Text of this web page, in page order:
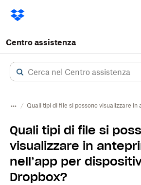
Centro assistenza
Quali tipi di file si possono visualizzare in
Quali tipi di file si
visualizzare in
nell’app per
Dropbox?